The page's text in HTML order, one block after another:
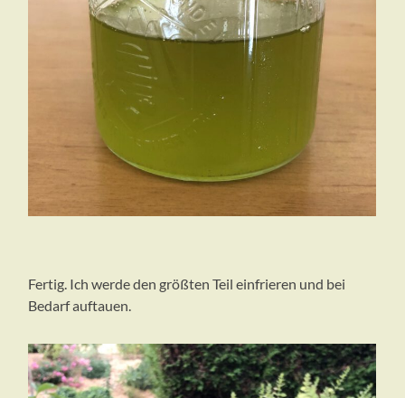
Fertig. Ich werde den größten Teil einfrieren und bei
Bedarf auftauen.